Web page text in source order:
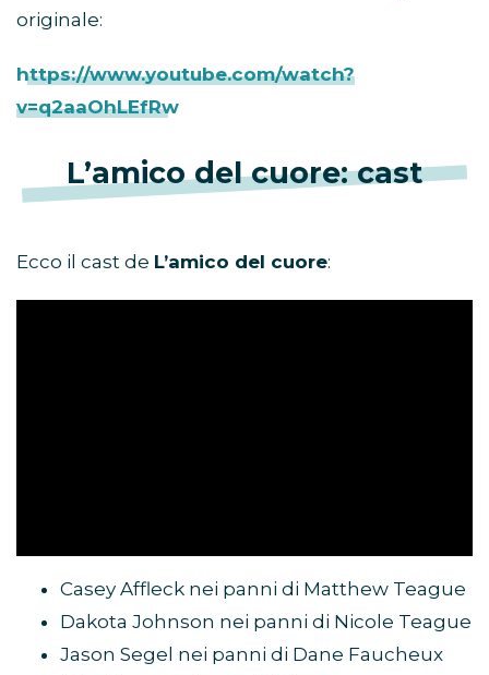
originale:
https://www.youtube.com/watch?
v=q2aaOhLEfRw
L’amico del cuore: cast
Ecco il cast de L’amico del cuore:
Casey Affleck nei panni di Matthew Teague
Dakota Johnson nei panni di Nicole Teague
Jason Segel nei panni di Dane Faucheux